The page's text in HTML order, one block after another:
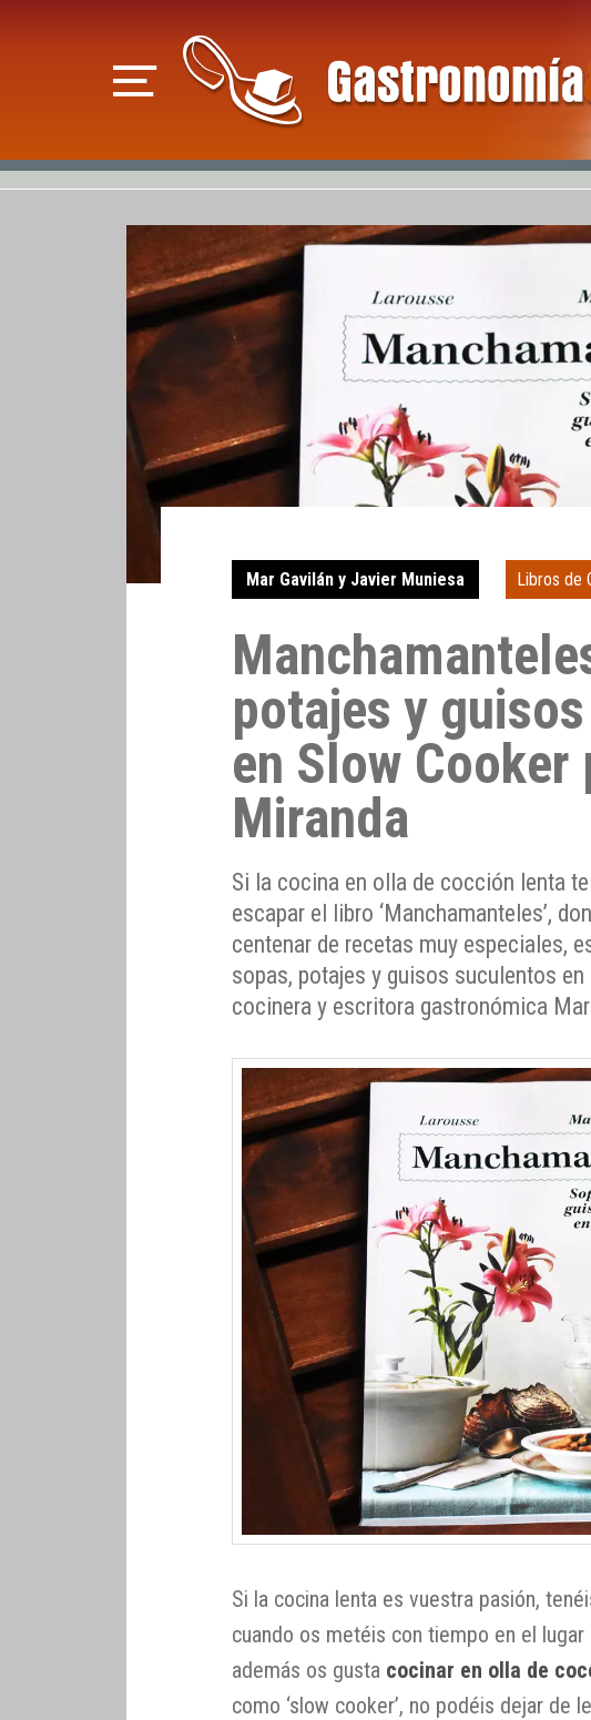
Mar Gavilán y Javier Muniesa Libros de
potajes y
en Slow
Miranda
Si la cocina en olla de cocción lenta
escapar el libro ‘Manchamanteles’,
centenar de recetas muy especiales,
sopas, potajes y guisos suculentos
cocinera y escritora gastronómica
Si la cocina lenta es vuestra pasión,
cuando os metéis con tiempo en el
además os gusta cocinar en olla de
como ‘slow cooker’, no podéis dejar de